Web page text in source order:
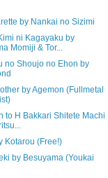
by Nankai no Sizimi
ni Kagayaku by
Momiji & Tor...
no Shoujo no Ehon by
by Agemon (Fullmetal
to H Bakkari Shitete Machi
Kotarou (Free!)
by Besuyama (Youkai